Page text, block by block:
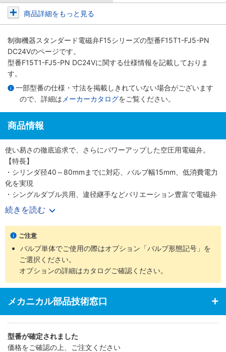
商品詳細をもっと見る
制御機器スタンダード電磁弁F15シリーズの型番F15T1-FJ5-PN
DC24Vのページです。
型番F15T1-FJ5-PN DC24Vに関する仕様情報を記載しておりま
す。
一部型番の仕様・寸法を掲載しきれていない場合がございます
ので、詳細は メーカーカタログをご覧ください。
商品情報
使い易さの徹底追求で、さらにパワーアップした空圧用電磁弁。
【特長】
・シリンダ径40～80mmまでに対応、バルブ幅15mm、低消費電力
化を実現
・シングルダブル共用、違径継手などバリエーション豊富で電磁弁
の新しいカタチを提供
【用途】
・あらゆる業界の空気圧機器や生産ラインに対応
続きを読む
ご注意
バルブ単体でご使用の際はオプション「バルブ形態記号」を
ご選択ください。
オプションの詳細はカタログご確認ください。
メカニカル部品技術窓口
型番が確定されました
価格をご確認の上、ご注文ください